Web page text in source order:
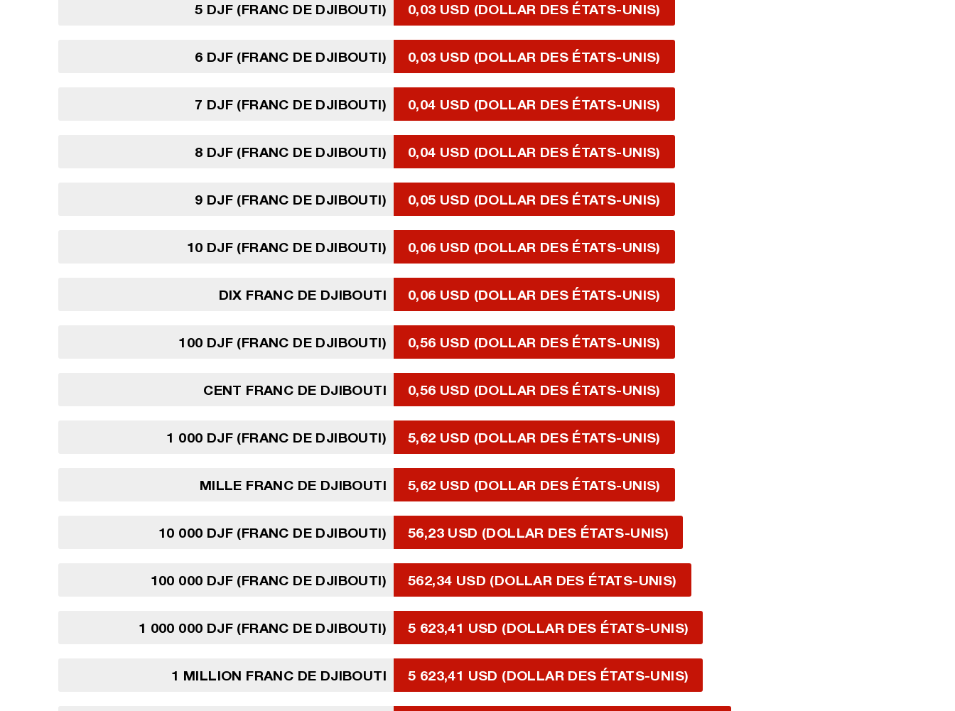
5 DJF (FRANC DE DJIBOUTI) 0,03 USD (DOLLAR DES ÉTATS-UNIS)
6 DJF (FRANC DE DJIBOUTI) 0,03 USD (DOLLAR DES ÉTATS-UNIS)
7 DJF (FRANC DE DJIBOUTI) 0,04 USD (DOLLAR DES ÉTATS-UNIS)
8 DJF (FRANC DE DJIBOUTI) 0,04 USD (DOLLAR DES ÉTATS-UNIS)
9 DJF (FRANC DE DJIBOUTI) 0,05 USD (DOLLAR DES ÉTATS-UNIS)
10 DJF (FRANC DE DJIBOUTI) 0,06 USD (DOLLAR DES ÉTATS-UNIS)
DIX FRANC DE DJIBOUTI 0,06 USD (DOLLAR DES ÉTATS-UNIS)
100 DJF (FRANC DE DJIBOUTI) 0,56 USD (DOLLAR DES ÉTATS-UNIS)
CENT FRANC DE DJIBOUTI 0,56 USD (DOLLAR DES ÉTATS-UNIS)
1 000 DJF (FRANC DE DJIBOUTI) 5,62 USD (DOLLAR DES ÉTATS-UNIS)
MILLE FRANC DE DJIBOUTI 5,62 USD (DOLLAR DES ÉTATS-UNIS)
10 000 DJF (FRANC DE DJIBOUTI) 56,23 USD (DOLLAR DES ÉTATS-UNIS)
100 000 DJF (FRANC DE DJIBOUTI) 562,34 USD (DOLLAR DES ÉTATS-UNIS)
1 000 000 DJF (FRANC DE DJIBOUTI) 5 623,41 USD (DOLLAR DES ÉTATS-UNIS)
1 MILLION FRANC DE DJIBOUTI 5 623,41 USD (DOLLAR DES ÉTATS-UNIS)